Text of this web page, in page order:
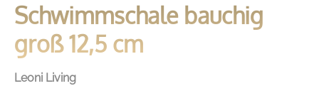
Schwimmschale bauchig
groß 12,5 cm
Leoni Living